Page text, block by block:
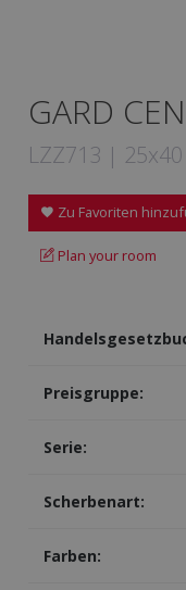
GARD
LZZ713 | 25x40
Zu Favoriten
Plan your room
Preisgruppe:
Serie:
Scherbenart:
Farben: